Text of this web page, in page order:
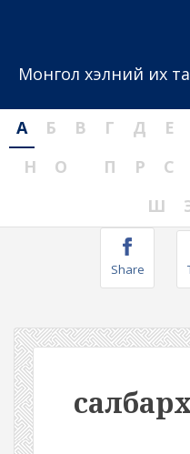
Монгол хэлний их
А Б В Г Д Е
Н
О П Р С
Ш
Share